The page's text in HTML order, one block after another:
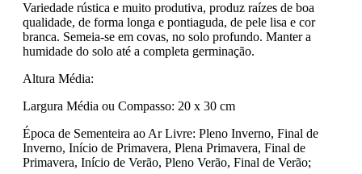
Variedade rústica e muito produtiva, produz raízes de boa
qualidade, de forma longa e pontiaguda, de pele lisa e cor
branca. Semeia-se em covas, no solo profundo. Manter a
humidade do solo até a completa germinação.
Altura Média:
Largura Média ou Compasso: 20 x 30 cm
Época de Sementeira ao Ar Livre: Pleno Inverno, Final de
Inverno, Início de Primavera, Plena Primavera, Final de
Primavera, Início de Verão, Pleno Verão, Final de Verão;